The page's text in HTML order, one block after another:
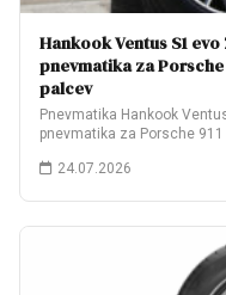
Hankook Ventus S1
pnevmatika za
palcev
Pnevmatika Hankook
pnevmatika za Porsche
24.07.2026